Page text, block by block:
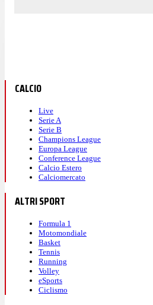
CALCIO
Live
Serie A
Serie B
Champions League
Europa League
Conference League
Calcio Estero
Calciomercato
ALTRI SPORT
Formula 1
Motomondiale
Basket
Tennis
Running
Volley
eSports
Ciclismo